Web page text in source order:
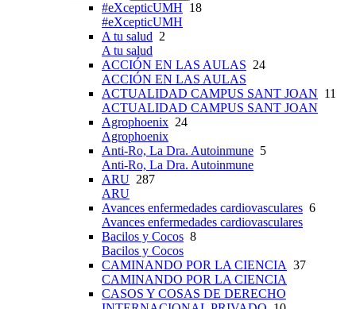
#eXcepticUMH 18
#eXcepticUMH
A tu salud 2
A tu salud
ACCIÓN EN LAS AULAS 24
ACCIÓN EN LAS AULAS
ACTUALIDAD CAMPUS SANT JOAN 11
ACTUALIDAD CAMPUS SANT JOAN
Agrophoenix 24
Agrophoenix
Anti-Ro, La Dra. Autoinmune 5
Anti-Ro, La Dra. Autoinmune
ARU 287
ARU
Avances enfermedades cardiovasculares 6
Avances enfermedades cardiovasculares
Bacilos y Cocos 8
Bacilos y Cocos
CAMINANDO POR LA CIENCIA 37
CAMINANDO POR LA CIENCIA
CASOS Y COSAS DE DERECHO